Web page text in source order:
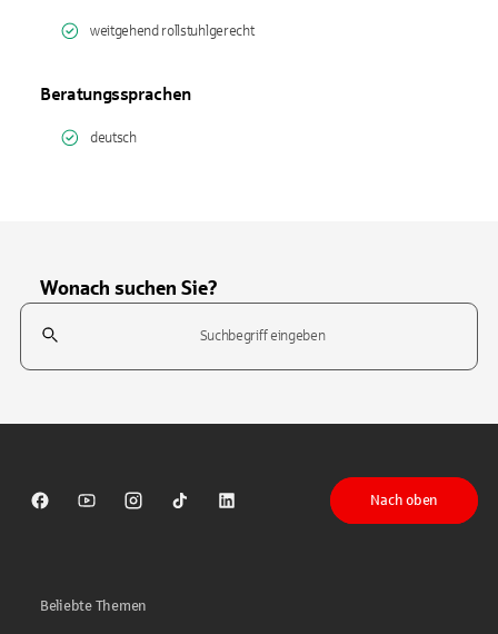
weitgehend rollstuhlgerecht
Beratungssprachen
deutsch
Wonach suchen Sie?
Suchfeld
Sparkasse auf Facebook
Sparkasse auf Youtube
Sparkasse auf Instagram
Sparkasse auf TikTok
Sparkasse auf LinkedIn
Nach oben
Beliebte Themen